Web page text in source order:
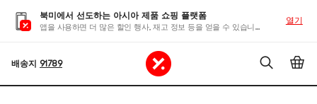
북미에서 선도하는 아시아 제품 쇼핑 플랫폼
앱을 사용하면 더 많은 할인 행사, 재고 정보 등을 얻을 수 있습니다
열기
배송지 91789